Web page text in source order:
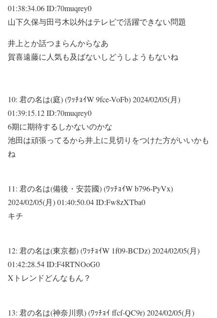
01:38:34.06 ID:70muqrey0
山下久保与田弓木以外はテレビで活躍できない問題
井上とか話つまらんからなあ
賀喜遠藤に人気も及ばないしどうしようもないね
10: 君の名は(庭) (ﾜｯﾁｮｲW 9fce-VoFb)2024/02/05(月)
01:39:15.12 ID:70muqrey0
6期に期待するしかないのかな
池田は頑張ってるから井上に見切りをつけた方がいいかも
ね
11: 君の名は(備後・安芸國) (ﾜｯﾁｮｲW b796-PyVx)
2024/02/05(月) 01:40:50.04 ID:Fw8zXTba0
キチ
12: 君の名は(東京都) (ﾜｯﾁｮｲW 1f09-BCDz)2024/02/05(月)
01:42:28.54 ID:F4RTNOoG0
Xトレンドどんなもん？
13: 君の名は(神奈川県) (ﾜｯﾁｮｲ ffcf-QC9r)2024/02/05(月)